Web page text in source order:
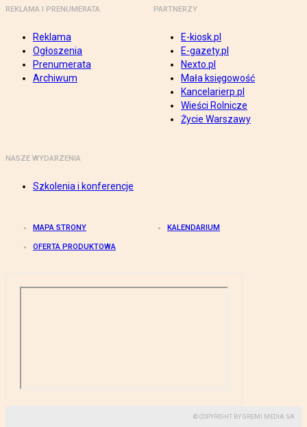
REKLAMA I PRENUMERATA
Reklama
Ogłoszenia
Prenumerata
Archiwum
PARTNERZY
E-kiosk.pl
E-gazety.pl
Nexto.pl
Mała księgowość
Kancelarierp.pl
Wieści Rolnicze
Życie Warszawy
NASZE WYDARZENIA
Szkolenia i konferencje
MAPA STRONY KALENDARIUM
OFERTA PRODUKTOWA
© COPYRIGHT BY GREMI MEDIA SA